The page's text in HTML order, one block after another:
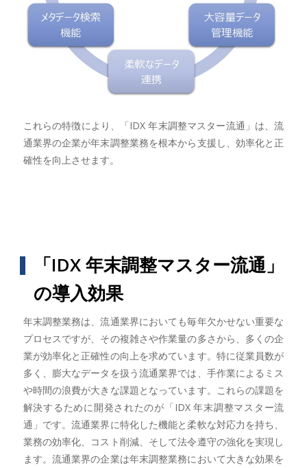
これらの特徴により、「IDX 年末調整マスター流通」は、流
通業界の企業が年末調整業務を根本から支援し、効率化と正
確性を向上させます。
「IDX 年末調整マスター流通」
の導入効果
年末調整業務は、流通業界においても毎年欠かせない重要な
プロセスですが、その複雑さや作業量の多さから、多くの企
業が効率化と正確性の向上を求めています。特に従業員数が
多く、膨大なデータを扱う流通業界では、手作業によるミス
や時間の浪費が大きな課題となっています。これらの課題を
解決するために開発されたのが「IDX 年末調整マスター流
通」です。流通業界に特化した機能と柔軟な対応力を持ち、
業務の効率化、コスト削減、そして法令遵守の強化を実現し
ます。流通業界の企業は年末調整業務において大きな効果を